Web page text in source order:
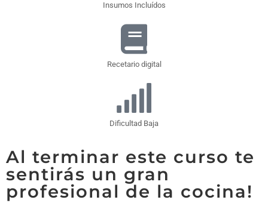
Insumos Incluídos
Recetario digital
Dificultad Baja
Al terminar este curso te
sentirás un gran
profesional de la cocina!